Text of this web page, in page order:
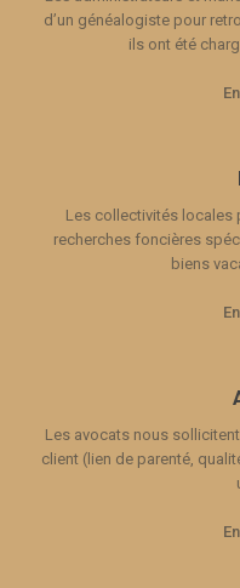
d’un généalogiste pour
ils ont été
Les collectivités locales
recherches foncières
biens
Les avocats nous
client (lien de parenté,